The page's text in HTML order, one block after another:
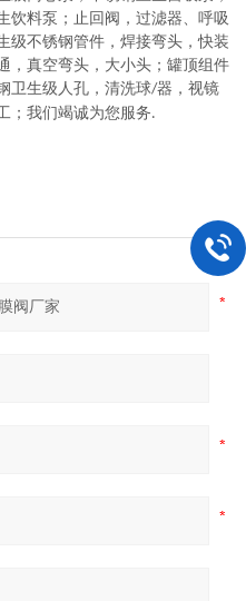
饮料泵 ； 止回阀，过滤器、呼吸
级不锈钢管件 ，焊接弯头，快装
，真空弯头，大小头 ；罐顶组件
卫生级人孔，清洗球/器，视镜
；我们竭诚为您服务.